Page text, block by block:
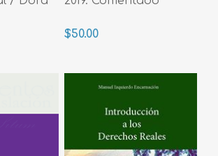
$50.00